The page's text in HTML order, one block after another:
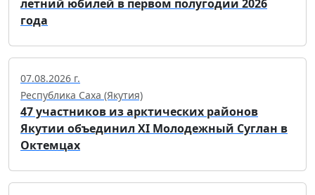
летний юбилей в первом полугодии 2026
года
07.08.2026 г.
Республика Саха (Якутия)
47 участников из арктических районов
Якутии объединил XI Молодежный Суглан в
Октемцах